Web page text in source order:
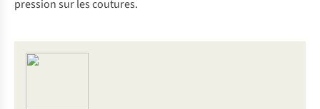
pression sur les coutures.